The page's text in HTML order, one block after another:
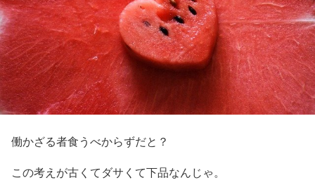
働かざる者食うべからずだと？
この考えが古くてダサくて下品なんじゃ。